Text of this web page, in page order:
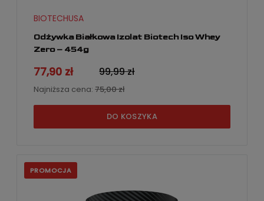
Odżywka Białkowa Izolat Biotech Iso Whey
Zero – 454g
BIOTECHUSA
77,90 zł 99,99 zł
Najniższa cena: 75,00 zł
DO KOSZYKA
PROMOCJA